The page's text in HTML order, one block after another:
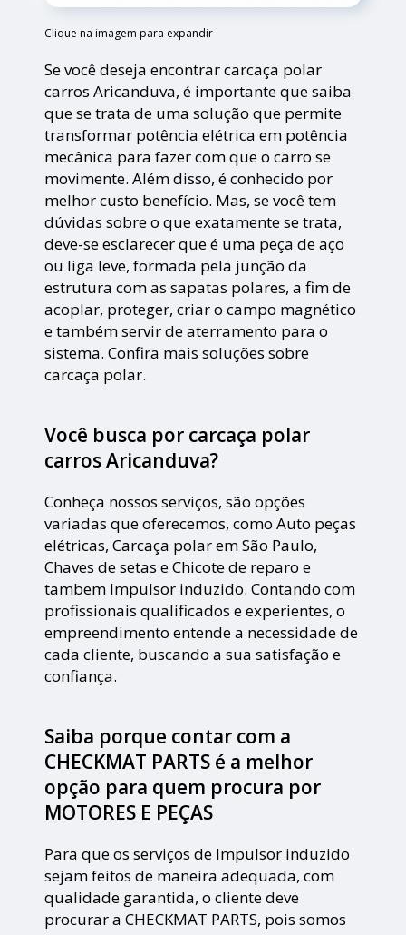
Clique na imagem para expandir
Se você deseja encontrar carcaça polar
carros Aricanduva, é importante que saiba
que se trata de uma solução que permite
transformar potência elétrica em potência
mecânica para fazer com que o carro se
movimente. Além disso, é conhecido por
melhor custo benefício. Mas, se você tem
dúvidas sobre o que exatamente se trata,
deve-se esclarecer que é uma peça de aço
ou liga leve, formada pela junção da
estrutura com as sapatas polares, a fim de
acoplar, proteger, criar o campo magnético
e também servir de aterramento para o
sistema. Confira mais soluções sobre
carcaça polar.
Você busca por carcaça polar
carros Aricanduva?
Conheça nossos serviços, são opções
variadas que oferecemos, como Auto peças
elétricas, Carcaça polar em São Paulo,
Chaves de setas e Chicote de reparo e
tambem Impulsor induzido. Contando com
profissionais qualificados e experientes, o
empreendimento entende a necessidade de
cada cliente, buscando a sua satisfação e
confiança.
Saiba porque contar com a
CHECKMAT PARTS é a melhor
opção para quem procura por
MOTORES E PEÇAS
Para que os serviços de Impulsor induzido
sejam feitos de maneira adequada, com
qualidade garantida, o cliente deve
procurar a CHECKMAT PARTS, pois somos